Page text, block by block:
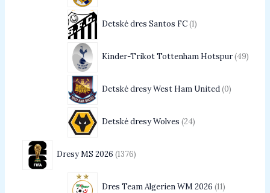
Detské dres Santos FC 1
Kinder-Trikot Tottenham Hotspur 49
Detské dresy West Ham United 0
Detské dresy Wolves 24
Dresy MS 2026 1376
Dres Team Algerien WM 2026 11